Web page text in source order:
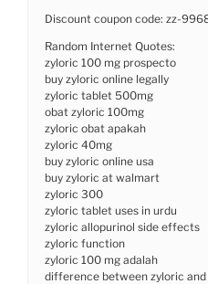
Discount coupon code: zz-
Random Internet Quotes:
zyloric 100 mg prospecto
buy zyloric online legally
zyloric tablet 500mg
obat zyloric 100mg
zyloric obat apakah
zyloric 40mg
buy zyloric online usa
buy zyloric at walmart
zyloric 300
zyloric tablet uses in urdu
zyloric allopurinol side effects
zyloric function
zyloric 100 mg adalah
difference between zyloric